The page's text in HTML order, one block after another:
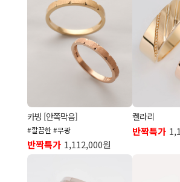
카빙 [안쪽막음]
#깔끔한 #무광
반짝특가 1,112,000원
켈라리
반짝특가